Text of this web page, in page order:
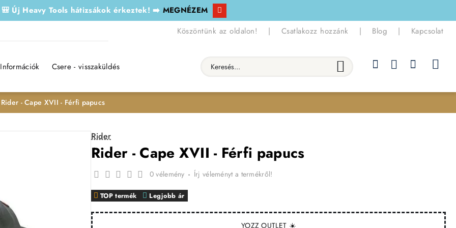
🎒 Új Heavy Tools hátizsákok érkeztek! ➡️ MEGNÉZEM
Köszöntünk az oldalon! | Csatlakozz hozzánk | Blog | Kapcsolat
Információk Csere - visszaküldés Keresés...
Rider - Cape XVII - Férfi papucs
Rider
Rider - Cape XVII - Férfi papucs
YOZZ OUTLET ☀️
TOP termék Legjobb ár
0 vélemény - Írj véleményt a termékről!